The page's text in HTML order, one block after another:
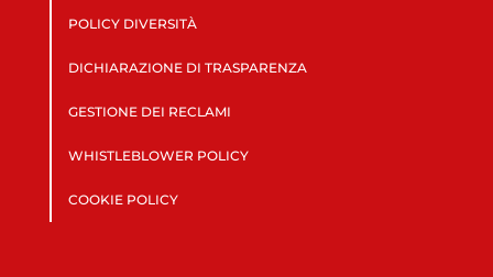
POLICY DIVERSITÀ
DICHIARAZIONE DI TRASPARENZA
GESTIONE DEI RECLAMI
WHISTLEBLOWER POLICY
COOKIE POLICY